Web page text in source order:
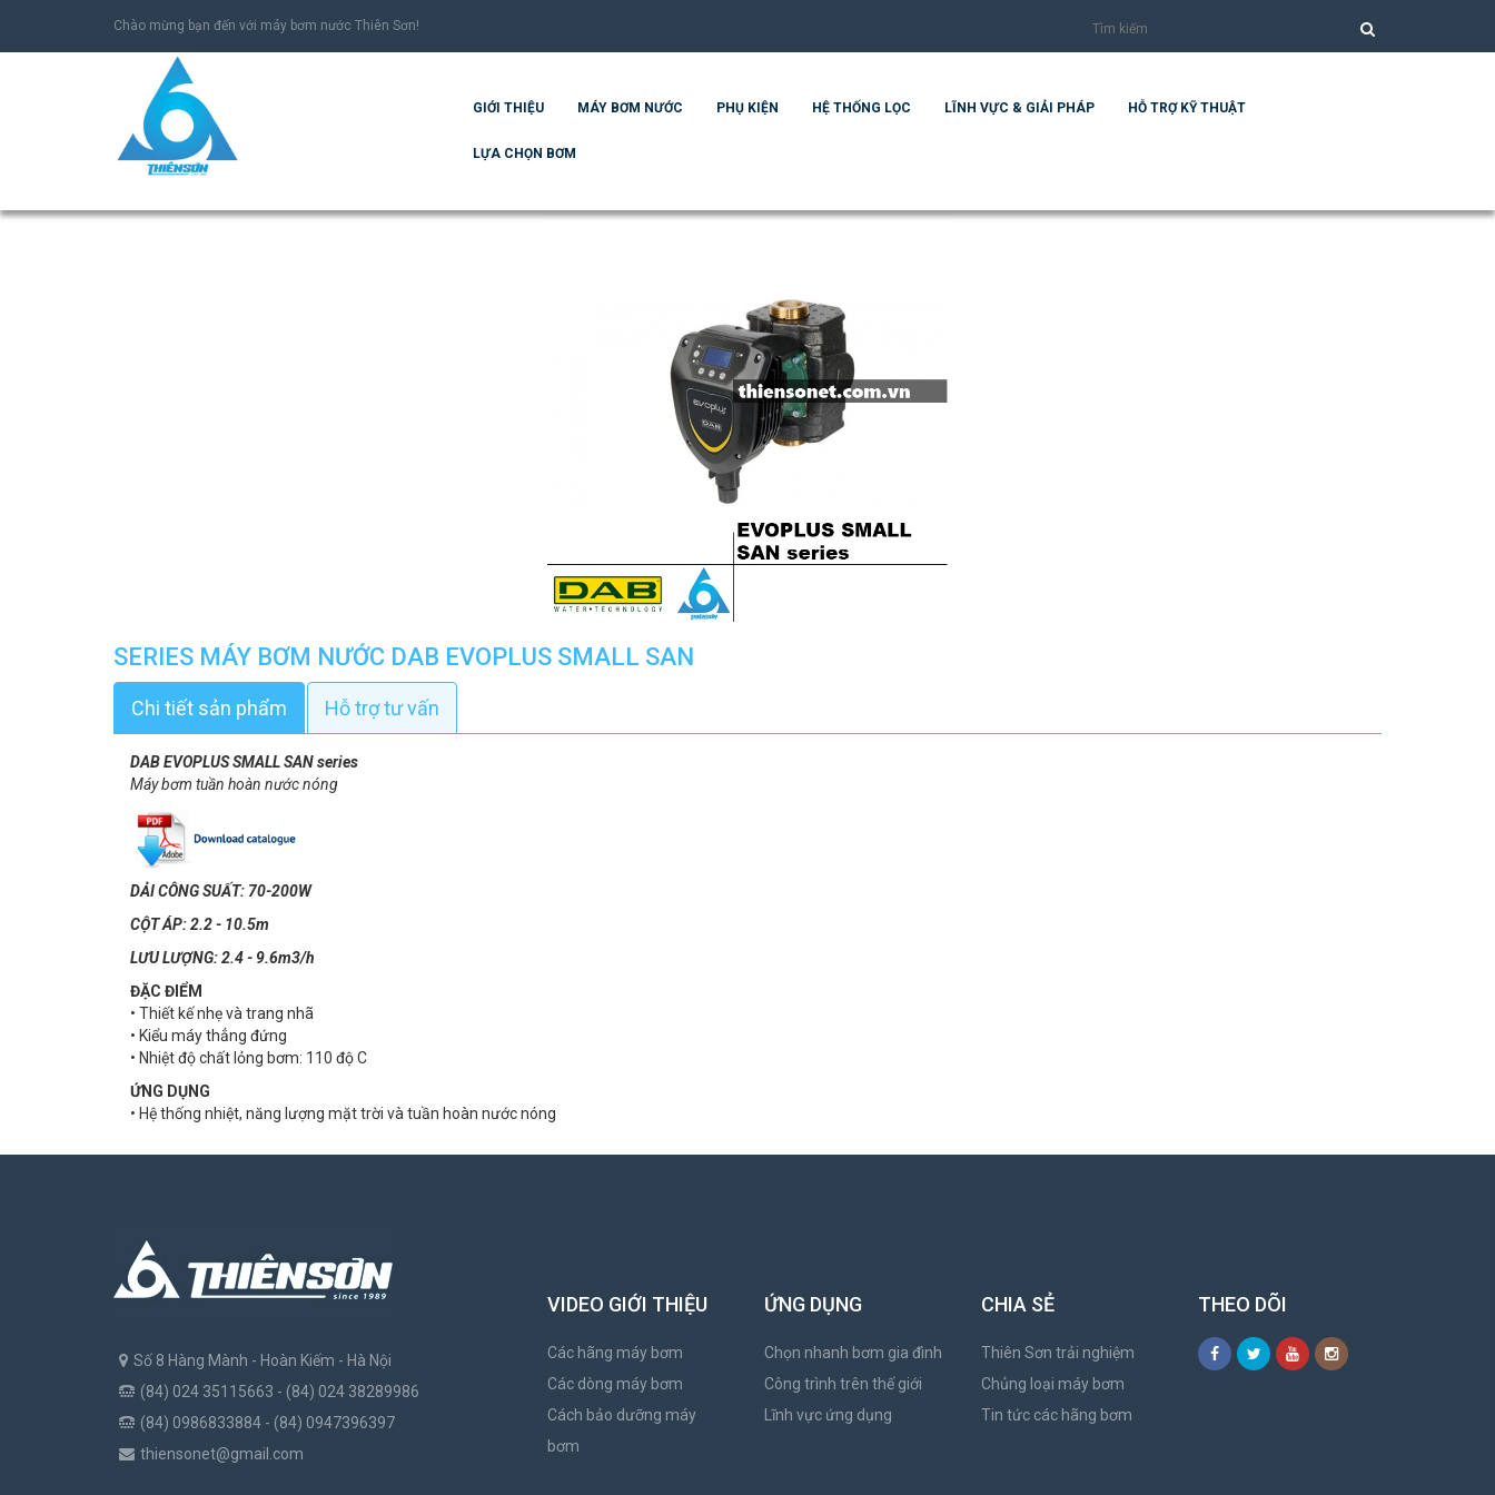
Chào mừng bạn đến với máy bơm nước Thiên Sơn!
GIỚI THIỆU MÁY BƠM NƯỚC PHỤ KIỆN HỆ THỐNG LỌC LĨNH VỰC & GIẢI PHÁP HỖ TRỢ KỸ THUẬT
LỰA CHỌN BƠM
SERIES MÁY BƠM NƯỚC DAB EVOPLUS SMALL SAN
Chi tiết sản phẩm Hỗ trợ tư vấn
DAB EVOPLUS SMALL SAN series
Máy bơm tuần hoàn nước nóng
DẢI CÔNG SUẤT: 70-200W
CỘT ÁP: 2.2 - 10.5m
LƯU LƯỢNG: 2.4 - 9.6m3/h
ĐẶC ĐIỂM
• Thiết kế nhẹ và trang nhã
• Kiểu máy thẳng đứng
• Nhiệt độ chất lỏng bơm: 110 độ C
ỨNG DỤNG
• Hệ thống nhiệt, năng lượng mặt trời và tuần hoàn nước nóng
Số 8 Hàng Mành - Hoàn Kiếm - Hà Nội
(84) 024 35115663 - (84) 024 38289986
(84) 0986833884 - (84) 0947396397
thiensonet@gmail.com
VIDEO GIỚI THIỆU
Các hãng máy bơm
Các dòng máy bơm
Cách bảo dưỡng máy
bơm
ỨNG DỤNG
Chọn nhanh bơm gia đình
Công trình trên thế giới
Lĩnh vực ứng dụng
CHIA SẺ
Thiên Sơn trải nghiệm
Chủng loại máy bơm
Tin tức các hãng bơm
THEO DÕI